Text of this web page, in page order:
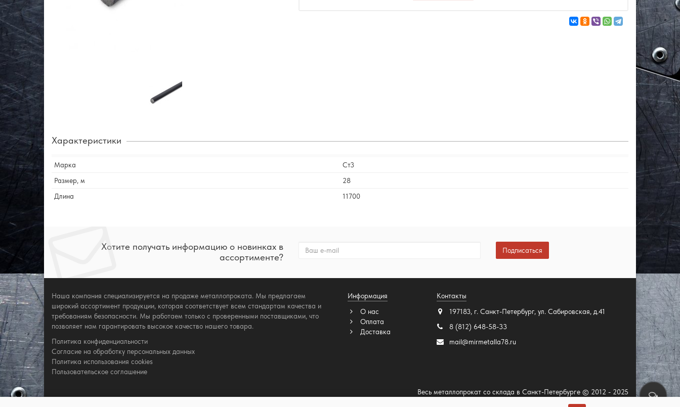
Характеристики
Марка
Ст3
Размер, м
28
Длина
11700
Хотите получать информацию о новинках в
ассортименте?
Подписаться
Наша компания специализируется на продаже металлопроката. Мы предлагаем
широкий ассортимент продукции, которая соответствует всем стандартам качества и
требованиям безопасности. Мы работаем только с проверенными поставщиками, что
позволяет нам гарантировать высокое качество нашего товара.
Политика конфиденциальности
Согласие на обработку персональных данных
Политика использования cookies
Пользовательское соглашение
Информация
О нас
Оплата
Доставка
Контакты
197183, г. Санкт-Петербург, ул. Сабировская, д.41
8 (812) 648-58-33
mail@mirmetalla78.ru
Весь металлопрокат со склада в Санкт-Петербурге © 2012 - 2025